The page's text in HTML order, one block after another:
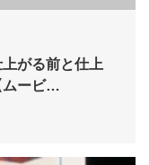
がる前と仕上
ムービ…